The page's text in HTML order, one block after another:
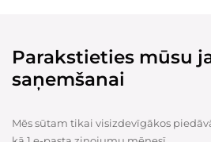
Parakstieties mūsu
saņemšanai
Mēs sūtam tikai visizdevīgākos